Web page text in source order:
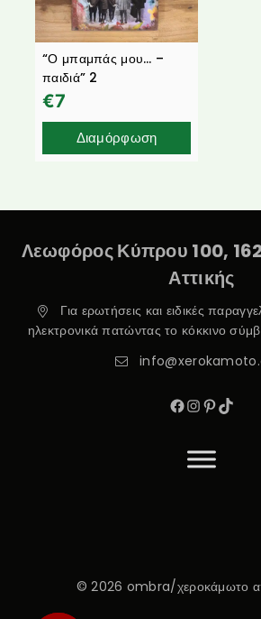
“Ο μπαμπάς μου… –
παιδιά” 2
€7
Διαμόρφωση
Λεωφόρος Κύπρου 100,
Αττικής
Για ερωτήσεις και ειδικές
ηλεκτρονικά πατώντας το κόκκινο
© 2026 ombra/χεροκάμωτο